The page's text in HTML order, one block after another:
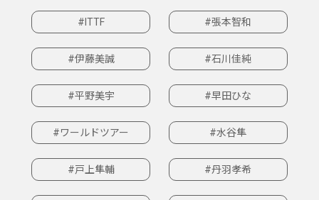
#ITTF #張本智和
#伊藤美誠 #石川佳純
#平野美宇 #早田ひな
#ワールドツアー #水谷隼
#戸上隼輔 #丹羽孝希